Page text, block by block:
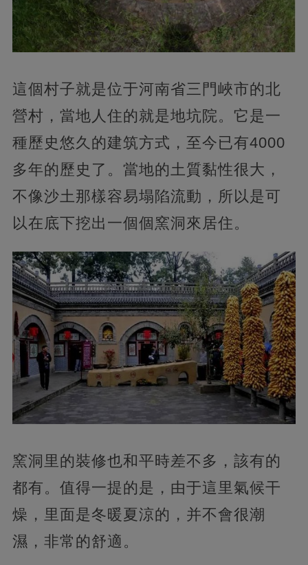
這個村子就是位于河南省三門峽市的北
營村，當地人住的就是地坑院。它是一
種歷史悠久的建筑方式，至今已有4000
多年的歷史了。當地的土質黏性很大，
不像沙土那樣容易塌陷流動，所以是可
以在底下挖出一個個窯洞來居住。
窯洞里的裝修也和平時差不多，該有的
都有。值得一提的是，由于這里氣候干
燥，里面是冬暖夏涼的，并不會很潮
濕，非常的舒適。